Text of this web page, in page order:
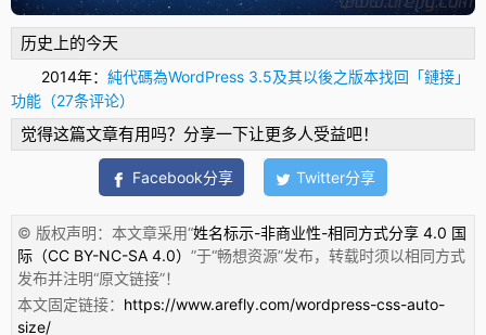
历史上的今天
2014年： 純代碼為WordPress 3.5及其以後之版本找回「鏈接」
功能（27条评论）
觉得这篇文章有用吗？分享一下让更多人受益吧！
Facebook分享 Twitter分享
© 版权声明：本文章采用“姓名标示-非商业性-相同方式分享 4.0 国
际（CC BY-NC-SA 4.0） ”于“畅想资源”发布，转载时须以相同方式
发布并注明“原文链接”！
本文固定链接： https://www.arefly.com/wordpress-css-auto-
size/